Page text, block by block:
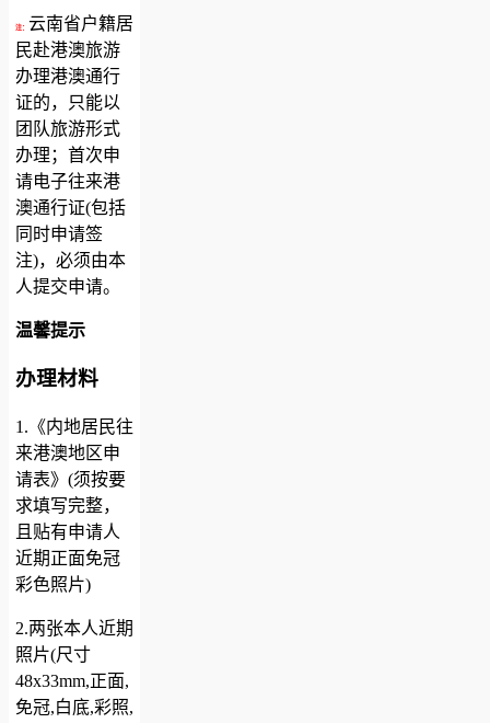
注： 云南省户籍居
民赴港澳旅游
办理港澳通行
证的，只能以
团队旅游形式
办理；首次申
请电子往来港
澳通行证(包括
同时申请签
注)，必须由本
人提交申请。
温馨提示
办理材料
1.《内地居民往
来港澳地区申
请表》(须按要
求填写完整，
且贴有申请人
近期正面免冠
彩色照片)
2.两张本人近期
照片(尺寸
48x33mm,正面,
免冠,白底,彩照,